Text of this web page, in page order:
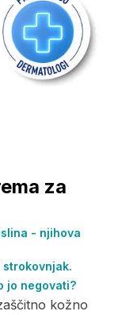
za
kožno
- njihova
strokovnjak.
jo negovati?